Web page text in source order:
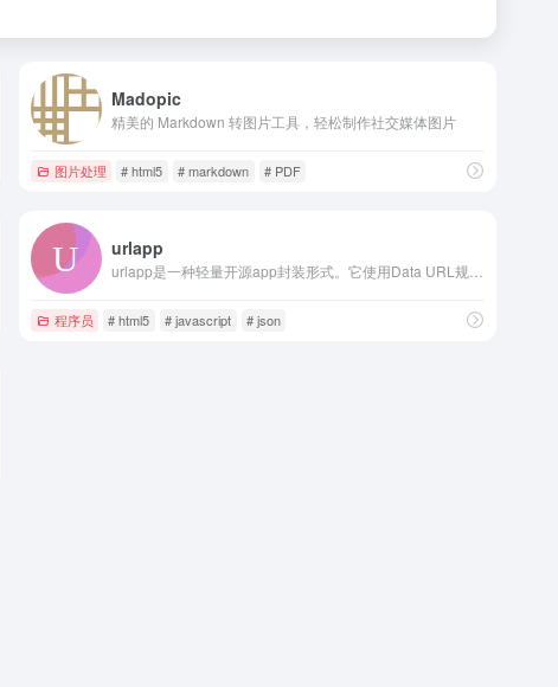
Madopic
精美的 Markdown 转图片工具，轻松制作社交媒体图片
图片处理 # html5 # markdown # PDF
urlapp
程序员 # html5 # javascript # json